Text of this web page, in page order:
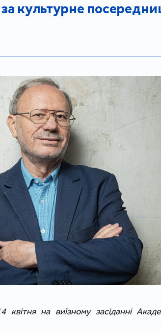
культурне
квітня на виїзному засіданні